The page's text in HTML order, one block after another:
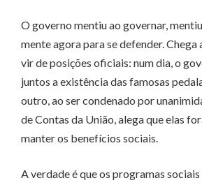
O governo mentiu ao governar,
mente agora para se defender.
vir de posições oficiais: num dia, o
juntos a existência das famosas
outro, ao ser condenado por
de Contas da União, alega que elas
manter os benefícios sociais.
A verdade é que os programas